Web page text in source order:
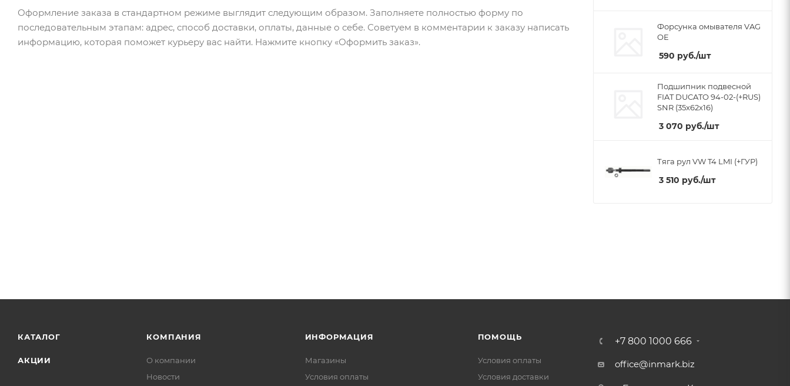
Оформление заказа в стандартном режиме выглядит следующим образом. Заполняете полностью форму по
последовательным этапам: адрес, способ доставки, оплаты, данные о себе. Советуем в комментарии к заказу написать
информацию, которая поможет курьеру вас найти. Нажмите кнопку «Оформить заказ».
Форсунка омывателя VAG
OE
590 руб./шт
Подшипник подвесной
FIAT DUCATO 94-02-(+RUS)
SNR (35x62x16)
3 070 руб./шт
Тяга рул VW T4 LMI (+ГУР)
3 510 руб./шт
КАТАЛОГ
АКЦИИ
КОМПАНИЯ
О компании
Новости
ИНФОРМАЦИЯ
Магазины
Условия оплаты
ПОМОЩЬ
Условия оплаты
Условия доставки
+7 800 1000 666
office@inmark.biz